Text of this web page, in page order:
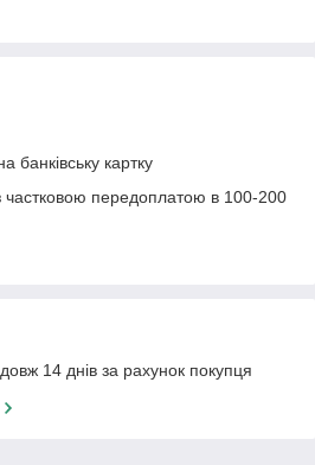
банківську картку
частковою передоплатою в 100-200
14 днів за рахунок покупця